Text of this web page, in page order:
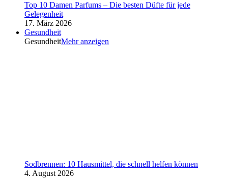
Top 10 Damen Parfums – Die besten Düfte für jede
Gelegenheit
17. März 2026
Gesundheit
GesundheitMehr anzeigen
Sodbrennen: 10 Hausmittel, die schnell helfen können
4. August 2026